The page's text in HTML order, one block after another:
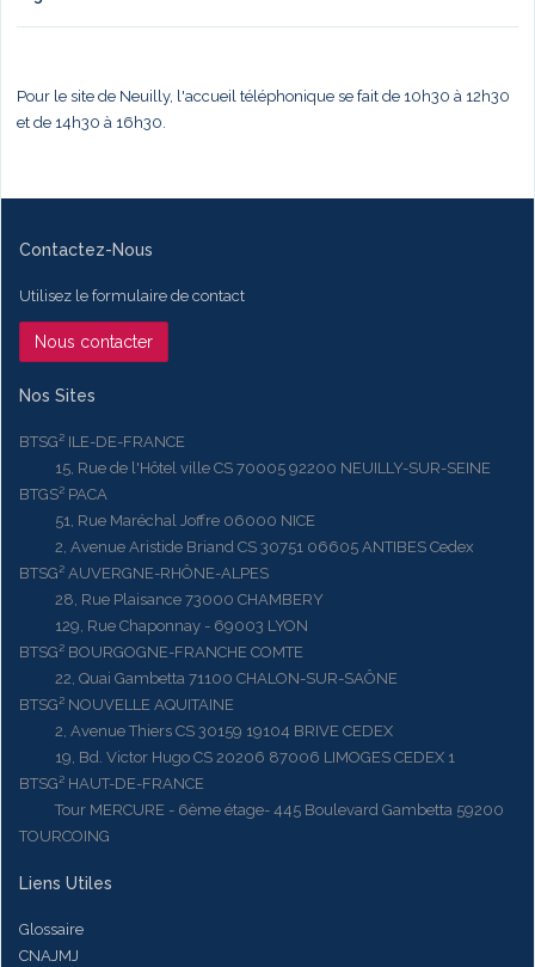
Pour le site de Neuilly, l'accueil téléphonique se fait de 10h30 à 12h30
et de 14h30 à 16h30.
Contactez-Nous
Utilisez le formulaire de contact
Nous contacter
Nos Sites
BTSG² ILE-DE-FRANCE
15, Rue de l'Hôtel ville CS 70005 92200 NEUILLY-SUR-SEINE
BTGS² PACA
51, Rue Maréchal Joffre 06000 NICE
2, Avenue Aristide Briand CS 30751 06605 ANTIBES Cedex
BTSG² AUVERGNE-RHÔNE-ALPES
28, Rue Plaisance 73000 CHAMBERY
129, Rue Chaponnay - 69003 LYON
BTSG² BOURGOGNE-FRANCHE COMTE
22, Quai Gambetta 71100 CHALON-SUR-SAÔNE
BTSG² NOUVELLE AQUITAINE
2, Avenue Thiers CS 30159 19104 BRIVE CEDEX
19, Bd. Victor Hugo CS 20206 87006 LIMOGES CEDEX 1
BTSG² HAUT-DE-FRANCE
Tour MERCURE - 6ème étage- 445 Boulevard Gambetta 59200
TOURCOING
Liens Utiles
Glossaire
CNAJMJ